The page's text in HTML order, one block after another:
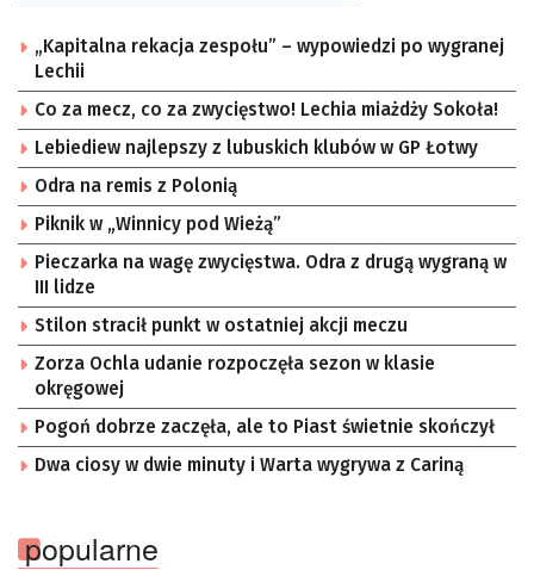
„Kapitalna rekacja zespołu” – wypowiedzi po wygranej
Lechii
Co za mecz, co za zwycięstwo! Lechia miażdży Sokoła!
Lebiediew najlepszy z lubuskich klubów w GP Łotwy
Odra na remis z Polonią
Piknik w „Winnicy pod Wieżą”
Pieczarka na wagę zwycięstwa. Odra z drugą wygraną w
III lidze
Stilon stracił punkt w ostatniej akcji meczu
Zorza Ochla udanie rozpoczęła sezon w klasie
okręgowej
Pogoń dobrze zaczęła, ale to Piast świetnie skończył
Dwa ciosy w dwie minuty i Warta wygrywa z Cariną
popularne